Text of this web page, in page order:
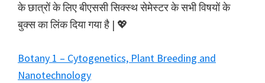
के छात्रों के लिए बीएससी सिक्स्थ सेमेस्टर के सभी विषयों के
बुक्स का लिंक दिया गया है | 💖
Botany 1 – Cytogenetics, Plant Breeding and
Nanotechnology